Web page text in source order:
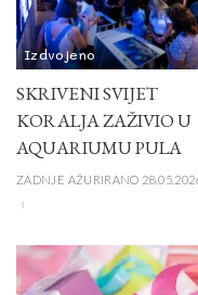
Izdvojeno
SKRIVENI SVIJET
KORALJA ZAŽIVIO U
AQUARIUMU PULA
ZADNJE AŽURIRANO